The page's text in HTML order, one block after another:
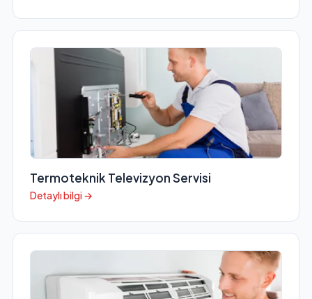
Termoteknik Televizyon Servisi
Detaylı bilgi →